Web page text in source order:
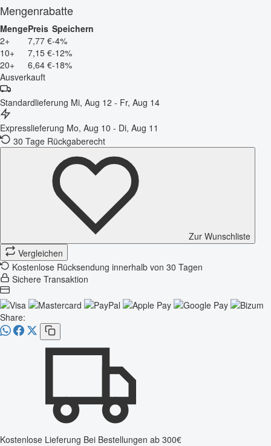
Mengenrabatte
MengePreis Speichern
2+
7,77 €-4%
10+
7,15 €-12%
20+
6,64 €-18%
Ausverkauft
Standardlieferung Mi, Aug 12 - Fr, Aug 14
Expresslieferung Mo, Aug 10 - Di, Aug 11
30 Tage Rückgaberecht
Zur Wunschliste
Vergleichen
Kostenlose Rücksendung innerhalb von 30 Tagen
Sichere Transaktion
Share:
Kostenlose Lieferung Bei Bestellungen ab 300€